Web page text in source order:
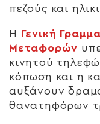
πεζούς και
Η Γενική
Μεταφορών
κινητού
κόπωση και η
αυξάνουν
θανατηφόρων